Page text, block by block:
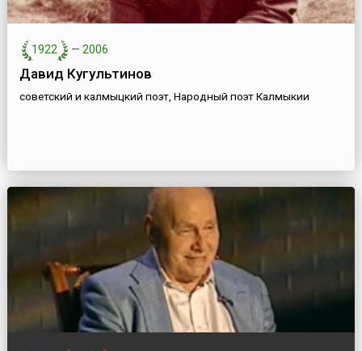
1922 — 2006
Давид Кугультинов
советский и калмыцкий поэт, Народный поэт Калмыкии